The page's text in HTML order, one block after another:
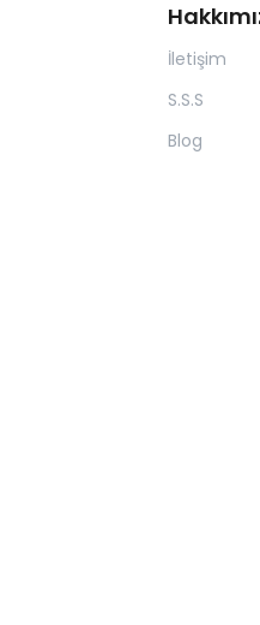
İletişim
S.S.S
Blog